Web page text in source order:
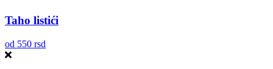
Taho listići
od 550 rsd